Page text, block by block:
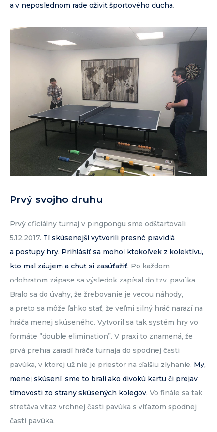
a v neposlednom rade oživiť športového ducha.
Prvý svojho druhu
Prvý oficiálny turnaj v pingpongu sme odštartovali
5.12.2017. Tí skúsenejší vytvorili presné pravidlá
a postupy hry. Prihlásiť sa mohol ktokoľvek z kolektívu,
kto mal záujem a chuť si zasúťažiť. Po každom
odohratom zápase sa výsledok zapísal do tzv. pavúka.
Bralo sa do úvahy, že žrebovanie je vecou náhody,
a preto sa môže ľahko stať, že veľmi silný hráč narazí na
hráča menej skúseného. Vytvoril sa tak systém hry vo
formáte ”double elimination”. V praxi to znamená, že
prvá prehra zaradí hráča turnaja do spodnej časti
pavúka, v ktorej už nie je priestor na ďalšiu zlyhanie. My,
menej skúsení, sme to brali ako divokú kartu či prejav
tímovosti zo strany skúsených kolegov. Vo finále sa tak
stretáva víťaz vrchnej časti pavúka s víťazom spodnej
časti pavúka.